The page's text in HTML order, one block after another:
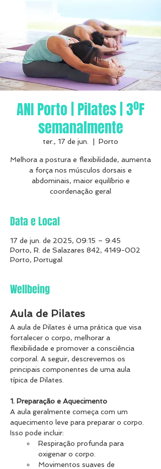
ANI Porto | Pilates | 3ºF
semanalmente
ter., 17 de jun. Porto
Melhora a postura e flexibilidade, aumenta
a força nos músculos dorsais e
abdominais, maior equilíbrio e
coordenação geral
Data e Local
17 de jun. de 2025, 09:15 – 9:45
Porto, R. de Salazares 842, 4149-002
Porto, Portugal
Wellbeing
Aula de Pilates
A aula de Pilates é uma prática que visa
fortalecer o corpo, melhorar a
flexibilidade e promover a consciência
corporal. A seguir, descrevemos os
principais componentes de uma aula
típica de Pilates.
1. Preparação e Aquecimento
A aula geralmente começa com um
aquecimento leve para preparar o corpo.
Isso pode incluir:
Respiração profunda para
oxigenar o corpo.
Movimentos suaves de